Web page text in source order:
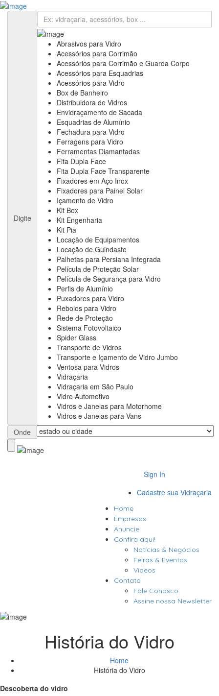
Cadastre sua Vidraçaria
Cadastre sua Vidraçaria
Home
Empresas
Informativos
Notícias & Negócios
Feiras & Eventos
Vídeos
Fale Conosco
Assine nossa Newsletter
Digite
Abrasivos para Vidro
Acessórios para Corrimão
Acessórios para Corrimão e Guarda Corpo
Acessórios para Esquadrias
Acessórios para Vidro
Box de Banheiro
Distribuidora de Vidros
Envidraçamento de Sacada
Esquadrias de Alumínio
Fechadura para Vidro
Ferragens para Vidro
Ferramentas Diamantadas
Fita Dupla Face
Fita Dupla Face Transparente
Fixadores em Aço Inox
Fixadores para Painel Solar
Içamento de Vidro
Kit Box
Kit Engenharia
Kit Pia
Locação de Equipamentos
Locação de Guindaste
Palhetas para Persiana Integrada
Película de Proteção Solar
Película de Segurança para Vidro
Perfis de Alumínio
Puxadores para Vidro
Rebolos para Vidro
Rede de Proteção
Sistema Fotovoltaico
Spider Glass
Transporte de Vidros
Transporte e Içamento de Vidro Jumbo
Ventosa para Vidros
Vidraçaria
Vidraçaria em São Paulo
Vidro Automotivo
Vidros e Janelas para Motorhome
Vidros e Janelas para Vans
Onde
Sign In
Cadastre sua Vidraçaria
Home
Empresas
Anuncie
Confira aqui!
Notícias & Negócios
Feiras & Eventos
Vídeos
Contato
Fale Conosco
Assine nossa Newsletter
História do Vidro
Home
História do Vidro
Descoberta do vidro